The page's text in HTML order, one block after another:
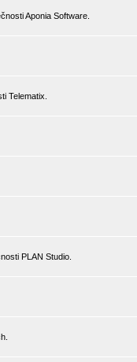
Aponia Software.
Telematix.
PLAN Studio.